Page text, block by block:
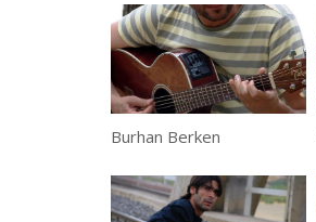
Burhan Berken